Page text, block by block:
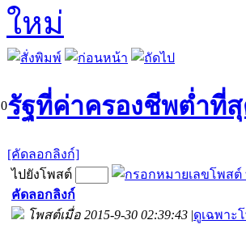
0รัฐที่ค่าครองชีพต่ำที่
[คัดลอกลิงก์]
ไปยังโพสต์
คัดลอกลิงก์
โพสต์เมื่อ 2015-9-30 02:39:43 |ดูเฉพาะ